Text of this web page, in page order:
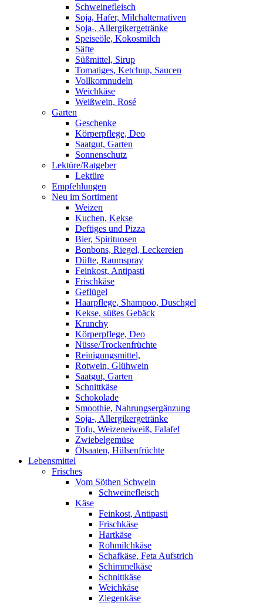
Schweinefleisch
Soja, Hafer, Milchalternativen
Soja-, Allergikergetränke
Speiseöle, Kokosmilch
Säfte
Süßmittel, Sirup
Tomatiges, Ketchup, Saucen
Vollkornnudeln
Weichkäse
Weißwein, Rosé
Garten
Geschenke
Körperpflege, Deo
Saatgut, Garten
Sonnenschutz
Lektüre/Ratgeber
Lektüre
Empfehlungen
Neu im Sortiment
Weizen
Kuchen, Kekse
Deftiges und Pizza
Bier, Spirituosen
Bonbons, Riegel, Leckereien
Düfte, Raumspray
Feinkost, Antipasti
Frischkäse
Geflügel
Haarpflege, Shampoo, Duschgel
Kekse, süßes Gebäck
Krunchy
Körperpflege, Deo
Nüsse/Trockenfrüchte
Reinigungsmittel,
Rotwein, Glühwein
Saatgut, Garten
Schnittkäse
Schokolade
Smoothie, Nahrungsergänzung
Soja-, Allergikergetränke
Tofu, Weizeneiweiß, Falafel
Zwiebelgemüse
Ölsaaten, Hülsenfrüchte
Lebensmittel
Frisches
Vom Söthen Schwein
Schweinefleisch
Käse
Feinkost, Antipasti
Frischkäse
Hartkäse
Rohmilchkäse
Schafkäse, Feta Aufstrich
Schimmelkäse
Schnittkäse
Weichkäse
Ziegenkäse